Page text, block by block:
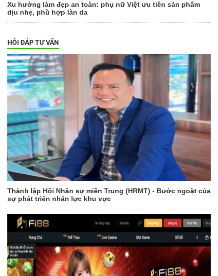
Xu hướng làm đẹp an toàn: phụ nữ Việt ưu tiên sản phẩm
dịu nhẹ, phù hợp làn da
HỎI ĐÁP TƯ VẤN
Thành lập Hội Nhân sự miền Trung (HRMT) - Bước ngoặt của
sự phát triển nhân lực khu vực